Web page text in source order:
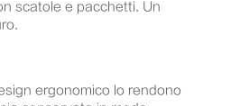
scatole e pacchetti. Un
ergonomico lo rendono